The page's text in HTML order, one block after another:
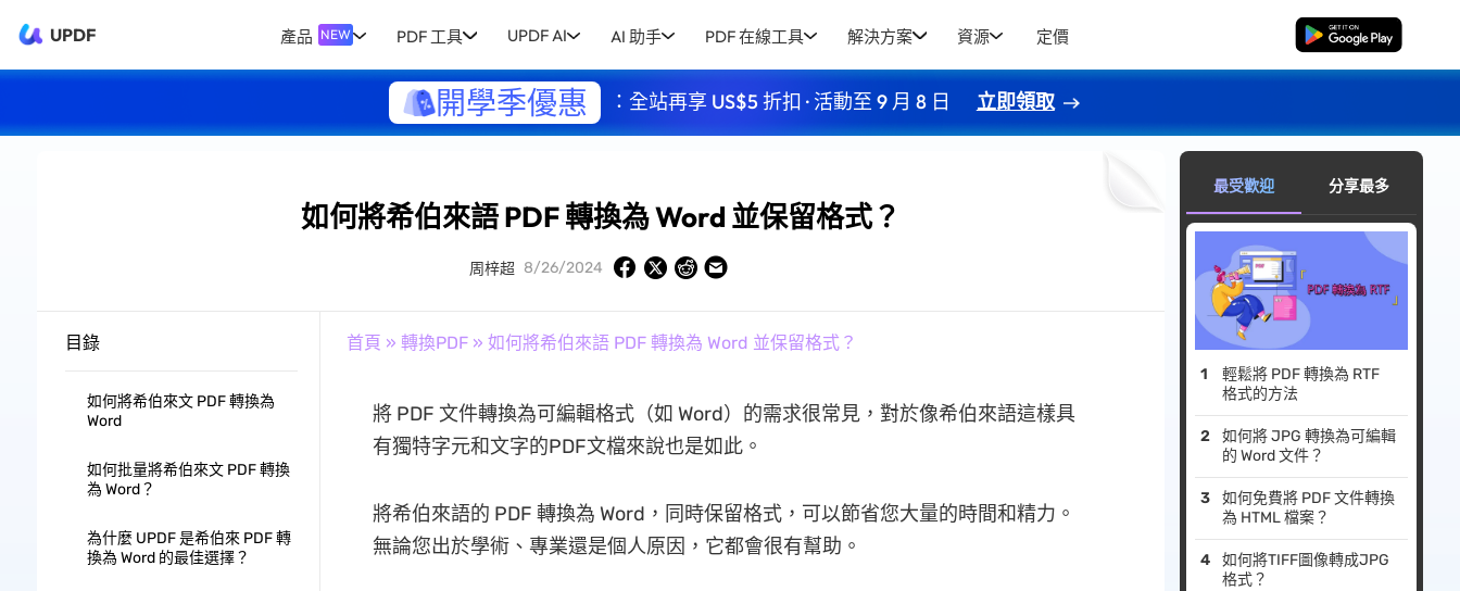
UPDF 產品 NEW PDF 工具 UPDF AI AI 助手 PDF 在線工具 解決方案 資源 定價 免費下載
開學季優惠 ：全站再享 US$5 折扣 · 活動至 9 月 8 日 立即領取
如何將希伯來語 PDF 轉換為 Word 並保留格式？
周梓超 8/26/2024
目錄
如何將希伯來文 PDF 轉換為
Word
如何批量將希伯來文 PDF 轉換
為 Word？
為什麼 UPDF 是希伯來 PDF 轉
換為 Word 的最佳選擇？
首頁 » 轉換PDF» 如何將希伯來語 PDF 轉換為 Word 並保留格式？
將 PDF 文件轉換為可編輯格式（如 Word）的需求很常見，對於像希伯來語這樣具
有獨特字元和文字的PDF文檔來說也是如此。
將希伯來語的 PDF 轉換為 Word，同時保留格式，可以節省您大量的時間和精力。
無論您出於學術、專業還是個人原因，它都會很有幫助。
最受歡迎 分享最多
輕鬆將 PDF 轉換為 RTF
格式的方法
如何將 JPG 轉換為可編輯
的 Word 文件？
如何免費將 PDF 文件轉換
為 HTML 檔案？
如何將TIFF圖像轉成JPG
格式？